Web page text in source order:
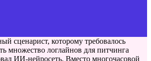
сценарист, которому требовалось
множество логлайнов для питчинга
ИИ-нейросеть. Вместо многочасовой